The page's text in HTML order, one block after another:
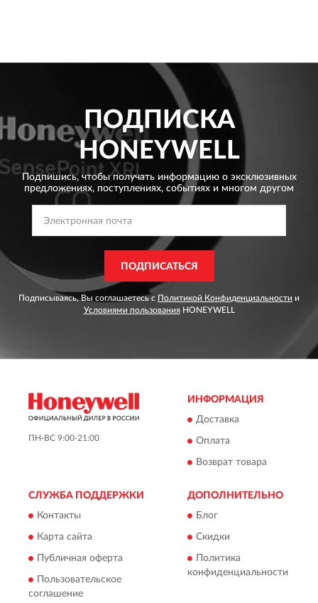
ПОДПИСКА
HONEYWELL
Подпишись, чтобы получать информацию о эксклюзивных
предложениях, поступлениях, событиях и многом другом
ПОДПИСАТЬСЯ
Подписываясь, Вы соглашаетесь с Политикой Конфиденциальности и
Условиями пользованияHONEYWELL
ПН-ВС 9:00-21:00
ИНФОРМАЦИЯ
Доставка
Оплата
Возврат товара
СЛУЖБА ПОДДЕРЖКИ
Контакты
Карта сайта
Публичная оферта
Пользовательское
соглашение
ДОПОЛНИТЕЛЬНО
Блог
Скидки
Политика
конфиденциальности